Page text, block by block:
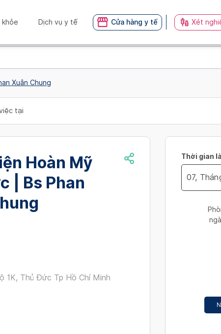
khỏe Dịch vụ y tế Cửa hàng y tế Xét
Xuân Chung
tại
Hoàn Mỹ
| Bs Phan
1K, Thủ Đức Tp Hồ Chí Minh
Thời gian
Navigate
interact